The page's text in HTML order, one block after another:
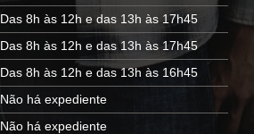
Das 8h às 12h e das 13h às 17h45
Das 8h às 12h e das 13h às 17h45
Das 8h às 12h e das 13h às 16h45
Não há expediente
Não há expediente